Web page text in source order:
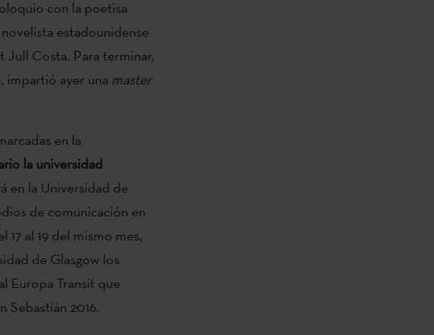
con la poetisa
estadounidense
Costa. Para terminar,
impartió ayer una master
en la
la universidad
en la Universidad de
de comunicación en
al 19 del mismo mes,
de Glasgow los
Europa Transit que
2016.